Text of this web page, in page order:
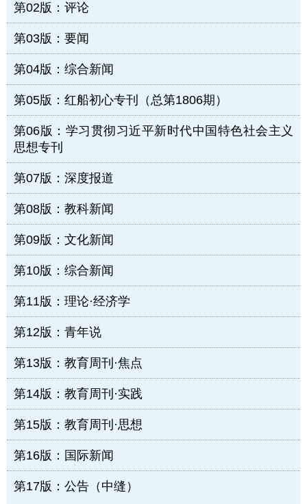
第02版：评论
第03版：要闻
第04版：综合新闻
第05版：红船初心专刊（总第1806期）
第06版：学习贯彻习近平新时代中国特色社会主义
思想专刊
第07版：深度报道
第08版：教科新闻
第09版：文化新闻
第10版：综合新闻
第11版：理论·经济学
第12版：青年说
第13版：教育周刊·焦点
第14版：教育周刊·实践
第15版：教育周刊·思想
第16版：国际新闻
第17版：公告（中缝）